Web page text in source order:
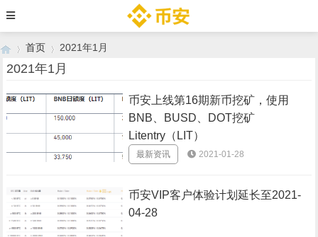
首页 2021年1月
2021年1月
币安上线第16期新币挖矿，使用
BNB、BUSD、DOT挖矿
Litentry（LIT）
最新资讯 2021-01-28
币安VIP客户体验计划延长至2021-
04-28